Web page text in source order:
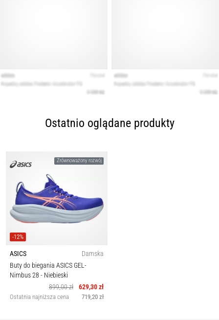
Ostatnio oglądane produkty
Zrównoważony rozwój
-12%
ASICS
Damska
Buty do biegania ASICS GEL-
Nimbus 28 - Niebieski
899,00 zł
629,30 zł
Ostatnia najniższa cena 719,20 zł